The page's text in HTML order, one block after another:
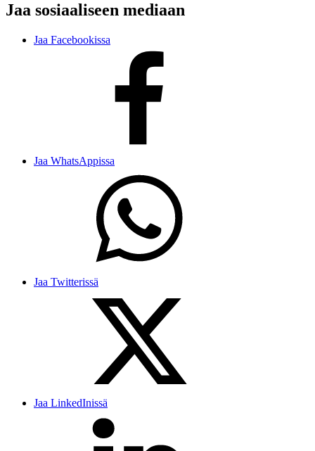
Jaa sosiaaliseen mediaan
Jaa Facebookissa
Jaa WhatsAppissa
Jaa Twitterissä
Jaa LinkedInissä